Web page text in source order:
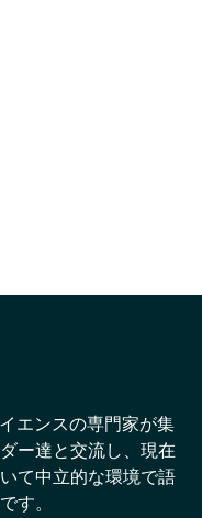
エンスの専門家が集
ー達と交流し、現在
て中立的な環境で語
す。